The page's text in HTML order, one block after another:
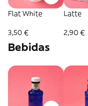
Flat White
3,50 €
Latte
2,90 €
Bebidas